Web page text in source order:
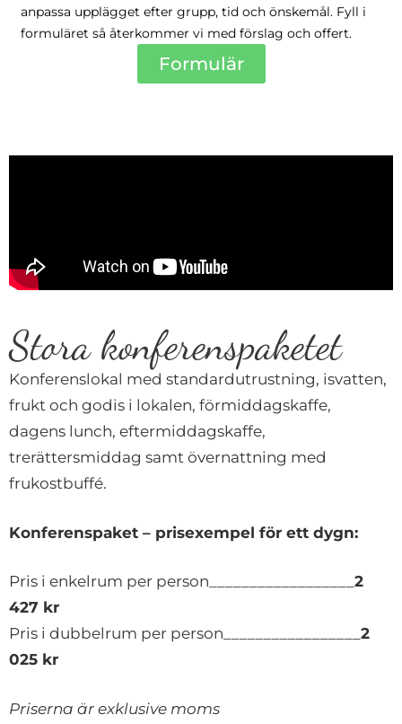
anpassa upplägget efter grupp, tid och önskemål. Fyll i
formuläret så återkommer vi med förslag och offert.
Formulär
Stora konferenspaketet
Konferenslokal med standardutrustning, isvatten,
frukt och godis i lokalen, förmiddagskaffe,
dagens lunch, eftermiddagskaffe,
trerättersmiddag samt övernattning med
frukostbuffé.
Konferenspaket – prisexempel för ett dygn:
Pris i enkelrum per person__________________ 2
427 kr
Pris i dubbelrum per person_________________ 2
025 kr
Priserna är exklusive moms